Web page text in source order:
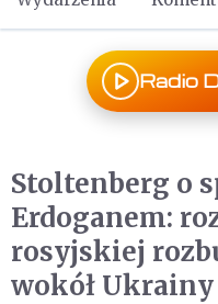
Radio
Stoltenberg o
Erdoganem:
rosyjskiej
wokół Ukrainy